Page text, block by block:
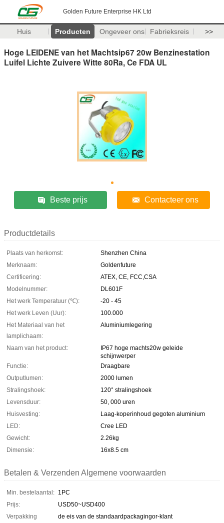
Golden Future Enterprise HK Ltd
Huis Producten Ongeveer ons Fabrieksreis >>
Hoge LEIDENE van het Machtsip67 20w Benzinestation
Luifel Lichte Zuivere Witte 80Ra, Ce FDA UL
Beste prijs Contacteer ons
Productdetails
Plaats van herkomst:
Shenzhen China
Merknaam:
Goldenfuture
Certificering:
ATEX, CE, FCC,CSA
Modelnummer:
DL601F
Het werk Temperatuur (℃):
-20 - 45
Het werk Leven (Uur):
100.000
Het Materiaal van het
lamplichaam:
Aluminiumlegering
Naam van het product:
IP67 hoge machts20w geleide
schijnwerper
Functie:
Draagbare
Outputlumen:
2000 lumen
Stralingshoek:
120° stralingshoek
Levensduur:
50, 000 uren
Huisvesting:
Laag-koperinhoud gegoten aluminium
LED:
Cree LED
Gewicht:
2.26kg
Dimensie:
16x8.5 cm
Betalen & Verzenden Algemene voorwaarden
Min. bestelaantal: 1PC
Prijs:
USD50~USD400
Verpakking
de eis van de standaardpackagingor-klant